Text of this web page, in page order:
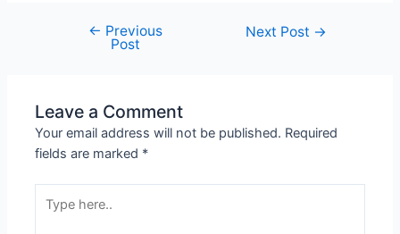
← Previous
Post
Next Post →
Leave a Comment
Your email address will not be published. Required
fields are marked *
here..